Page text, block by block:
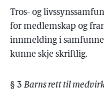
Tros- og
for medlemskap og
innmelding i
kunne skje skriftlig.
§ 3 Barns rett til